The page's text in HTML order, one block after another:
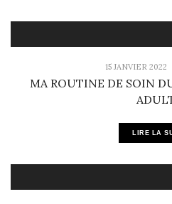
15 JANVIER 2022
MA ROUTINE DE SOIN
LIRE LA